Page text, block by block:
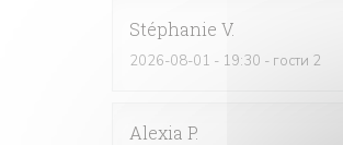
Stéphanie V
2026-08-01 - 19:30 - гости 2
Alexia P